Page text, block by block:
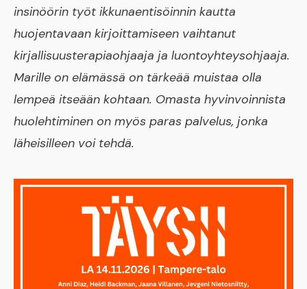
insinöörin työt ikkunaentisöinnin kautta
huojentavaan kirjoittamiseen vaihtanut
kirjallisuusterapiaohjaaja ja luontoyhteysohjaaja.
Marille on elämässä on tärkeää muistaa olla
lempeä itseään kohtaan. Omasta hyvinvoinnista
huolehtiminen on myös paras palvelus, jonka
läheisilleen voi tehdä.